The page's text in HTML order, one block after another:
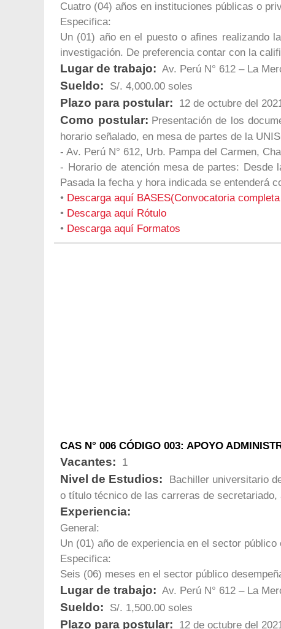
Cuatro (04) años en instituciones públicas o
Especifica:
Un (01) año en el puesto o afines realizando
investigación. De preferencia contar con la
Lugar de trabajo: Av. Perú N° 612 – La
Sueldo: S/. 4,000.00 soles
Plazo para postular: 12 de octubre del
Como postular: Presentación de los
horario señalado, en mesa de partes de la
- Av. Perú N° 612, Urb. Pampa del Carmen,
- Horario de atención mesa de partes:
Pasada la fecha y hora indicada se entenderá
• Descarga aquí BASES(Convocatoria
• Descarga aquí Rótulo
• Descarga aquí Formatos
CAS N° 006 CÓDIGO 003: APOYO
Vacantes: 1
Nivel de Estudios:
Bachiller universitario
o título técnico de las carreras de
Experiencia:
General:
Un (01) año de experiencia en el sector público
Especifica:
Seis (06) meses en el sector público
Lugar de trabajo: Av. Perú N° 612 – La
Sueldo: S/. 1,500.00 soles
Plazo para postular: 12 de octubre del